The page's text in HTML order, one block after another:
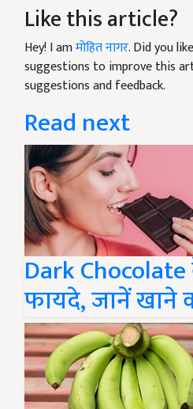
Like this article?
Hey! I amमोहित नागर. Did you
suggestions to improve this
suggestions and feedback.
Read next
Dark Chocolate
फायदे, जानें खाने